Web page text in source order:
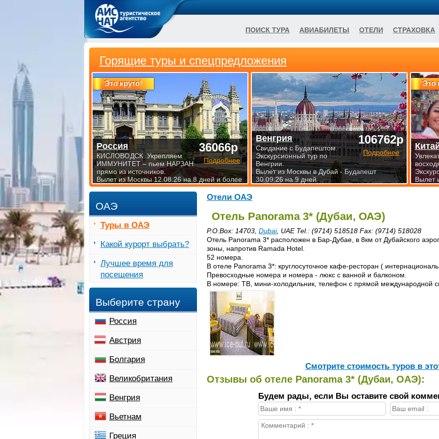
Отели ОАЭ
Отель Panorama 3* (Дубаи, ОАЭ)
P.O.Box: 14703, Dubai, UAE Tel.: (9714) 518518 Fax: (9714) 518028
Отель Panorama 3* расположен в Бар-Дубае, в 8км от Дубайского
зоны, напротив Ramada Hotel.
52 номера.
В отеле Panorama 3*: круглосуточное кафе-ресторан (
Превосходные номера и номера - люкс с ванной и балконом.
В номере: ТВ, мини-холодильник, телефон с прямой международной
Cмотрите стоимость туров в
Отзывы об отеле Panorama 3* (Дубаи, ОАЭ):
Будем рады, если Вы оставите свой
ОАЭ
Туры в ОАЭ
Какой курорт выбрать?
Лучшее время для
посещения
Выберите страну
Россия
Австрия
Болгария
Великобритания
Венгрия
Вьетнам
Греция
Горящие туры и спецпредложения
Это круто!
36066р
Подробнее
Россия
КИСЛОВОДСК. Укрепляем
ИММУНИТЕТ – пьем НАРЗАН
прямо из источников.
Вылет из Москвы 12.08.26 на 8 дней и более
106762р
Подробнее
Венгрия
Свидание с Будапештом.
Экскурсионный тур по
Венгрии.
Вылет из Москвы в Дубай - Будапешт
30.09.26 на 9 дней
Это
Вылет
ПОИСК ТУРА АВИАБИЛЕТЫ ОТЕЛИ СТРАХОВКА